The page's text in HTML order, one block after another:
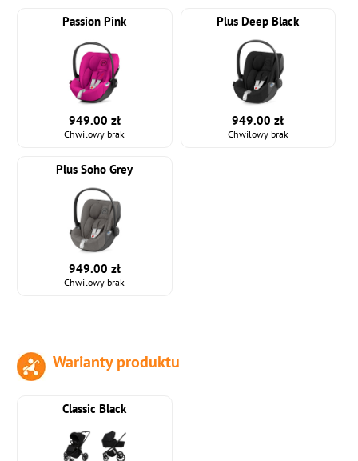
Passion Pink
949.00 zł
Chwilowy brak
Plus Deep Black
949.00 zł
Chwilowy brak
Plus Soho Grey
949.00 zł
Chwilowy brak
Warianty produktu
Classic Black